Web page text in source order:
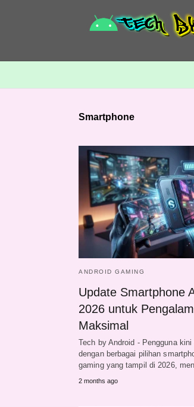
Smartphone
ANDROID GAMING
Update Smartphone
2026 untuk
Maksimal
Tech by Android - Pengguna
dengan berbagai pilihan
gaming yang tampil di 2026,
2 months ago